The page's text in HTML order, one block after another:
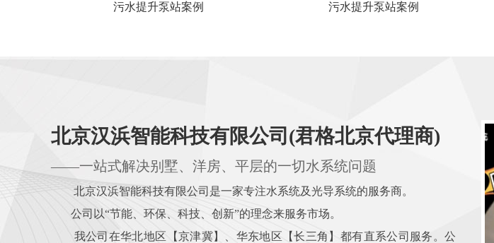
污水提升泵站案例 污水提升泵站案例
北京汉浜智能科技有限公司(君格北京代理商)
——一站式解决别墅、洋房、平层的一切水系统问题
北京汉浜智能科技有限公司是一家专注水系统及光导系统的服务商。
公司以“节能、环保、科技、创新”的理念来服务市场。
我公司在华北地区【京津冀】、华东地区【长三角】都有直系公司服务。公